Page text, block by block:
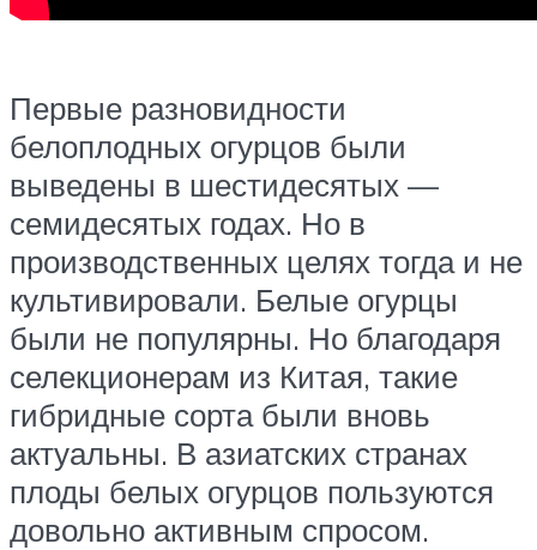
Первые разновидности
белоплодных огурцов были
выведены в шестидесятых —
семидесятых годах. Но в
производственных целях тогда и не
культивировали. Белые огурцы
были не популярны. Но благодаря
селекционерам из Китая, такие
гибридные сорта были вновь
актуальны. В азиатских странах
плоды белых огурцов пользуются
довольно активным спросом.